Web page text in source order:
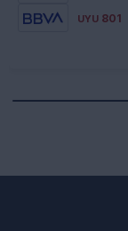
UYU 801